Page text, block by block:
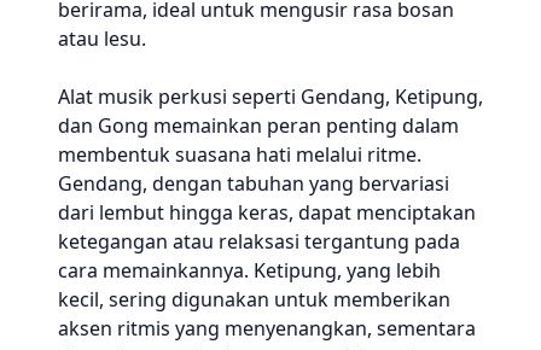
berirama, ideal untuk mengusir rasa bosan
atau lesu.
Alat musik perkusi seperti Gendang, Ketipung,
dan Gong memainkan peran penting dalam
membentuk suasana hati melalui ritme.
Gendang, dengan tabuhan yang bervariasi
dari lembut hingga keras, dapat menciptakan
ketegangan atau relaksasi tergantung pada
cara memainkannya. Ketipung, yang lebih
kecil, sering digunakan untuk memberikan
aksen ritmis yang menyenangkan, sementara